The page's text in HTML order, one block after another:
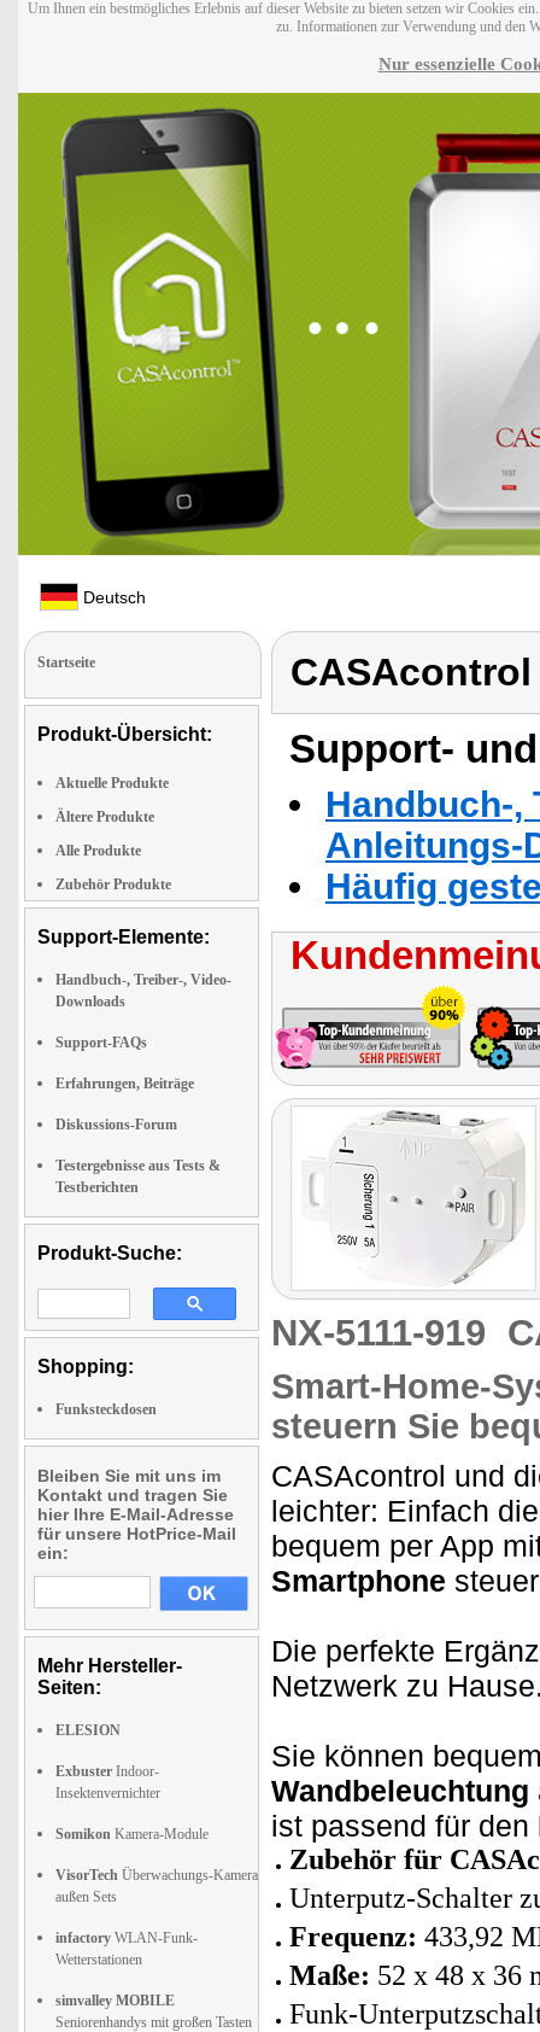
Um Ihnen ein bestmögliches Erlebnis auf dieser Website zu bieten setzen wir Cookies
zu. Informationen zur Verwendung und den
Nur essenzielle
Deutsch
Startseite
Produkt-Übersicht:
Aktuelle Produkte
Ältere Produkte
Alle Produkte
Zubehör Produkte
Support-Elemente:
Handbuch-, Treiber-, Video-
Downloads
Support-FAQs
Erfahrungen, Beiträge
Diskussions-Forum
Testergebnisse aus Tests &
Testberichten
Produkt-Suche:
Shopping:
Funksteckdosen
Bleiben Sie mit uns im
Kontakt und tragen Sie
hier Ihre E-Mail-Adresse
für unsere HotPrice-Mail
ein:
Mehr Hersteller-
Seiten:
ELESION
Exbuster Indoor-
Insektenvernichter
Somikon Kamera-Module
VisorTech Überwachungs-Kamera
außen Sets
infactory WLAN-Funk-
Wetterstationen
simvalley MOBILE
Seniorenhandys mit großen Tasten
CASAcontrol
Support-
Handbuch-,
Anleitungs-
Häufig
NX-5111-919
Smart-Home-
steuern Sie
CASAcontrol und
leichter: Einfach
bequem per App
Smartphone
Die perfekte
Netzwerk zu
Sie können
Wandbeleuchtung
ist passend für den
Zubehör für
Unterputz-Schalter
Frequenz: 433,92
Maße: 52 x 48 x 36
Funk-